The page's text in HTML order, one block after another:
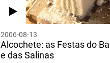
2006-08-13
Alcochete: as Festas do
e das Salinas